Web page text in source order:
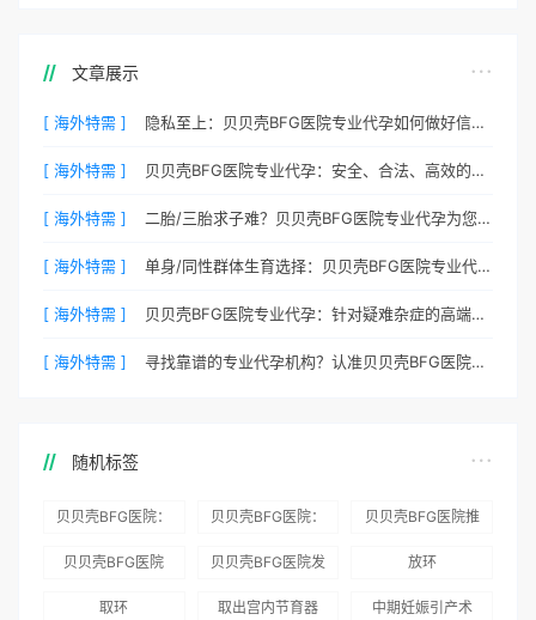
文章展示
[ 海外特需 ] 隐私至上：贝贝壳BFG医院专业代孕如何做好信息保密？
[ 海外特需 ] 贝贝壳BFG医院专业代孕：安全、合法、高效的生育解决方案
[ 海外特需 ] 二胎/三胎求子难？贝贝壳BFG医院专业代孕为您分忧
[ 海外特需 ] 单身/同性群体生育选择：贝贝壳BFG医院专业代孕包容方案
[ 海外特需 ] 贝贝壳BFG医院专业代孕：针对疑难杂症的高端定制生育服务
[ 海外特需 ] 寻找靠谱的专业代孕机构？认准贝贝壳BFG医院官方渠道
随机标签
贝贝壳BFG医院：
务
贝贝壳BFG医院：
术”和“法律支持”
贝贝壳BFG医院推
贝贝壳BFG医院
贝贝壳BFG医院发
放环
取环 取出宫内节育器 中期妊娠引产术